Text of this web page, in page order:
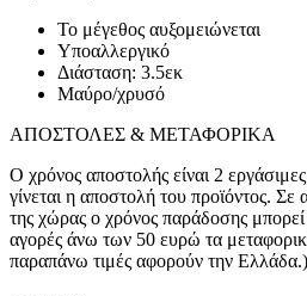
Το μέγεθος αυξομειώνεται
Υποαλλεργικό
Διάσταση: 3.5εκ
Μαύρο/χρυσό
ΑΠΟΣΤΟΛΕΣ & ΜΕΤΑΦΟΡΙΚΑ
Ο χρόνος αποστολής είναι 2
γίνεται η αποστολή του προϊόντος.
της χώρας ο χρόνος παράδοσης
αγορές άνω των 50 ευρώ τα
παραπάνω τιμές αφορούν την Ελλάδα.)